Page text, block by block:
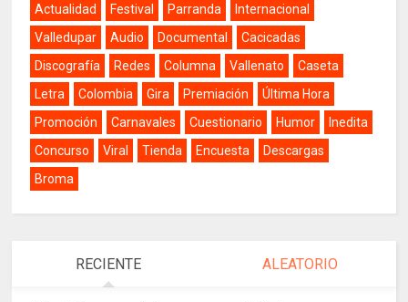
Actualidad
Festival Parranda
Internacional
Valledupar
Audio Documental
Cacicadas
Discografía
Redes Columna Vallenato
Caseta
Letra
Colombia Gira Premiación
Última Hora
Promoción
Carnavales Cuestionario Humor
Inedita
Concurso
Viral Tienda Encuesta
Descargas
Broma
RECIENTE ALEATORIO